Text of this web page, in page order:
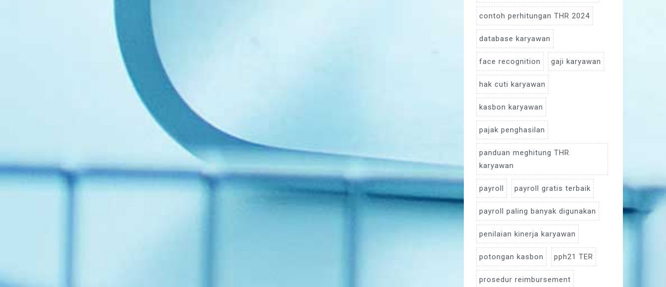
contoh perhitungan THR 2024
database karyawan
face recognition gaji karyawan
hak cuti karyawan
kasbon karyawan
pajak penghasilan
panduan meghitung THR
karyawan
payroll payroll gratis terbaik
payroll paling banyak digunakan
penilaian kinerja karyawan
potongan kasbon pph21 TER
prosedur reimbursement